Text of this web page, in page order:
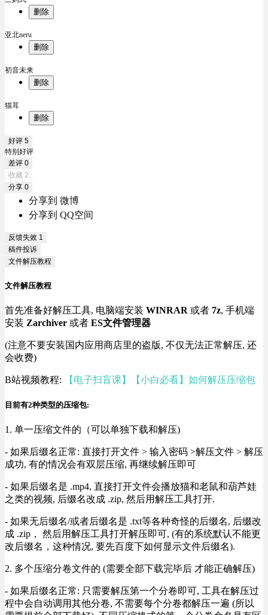
删除
亚北neru
删除
初音未来
删除
猫耳
删除
好评 5
特别好评
差评 0
收藏 2
分享 0
分享到 微博
分享到 QQ空间
反馈失效 1
稿件投诉
文件解压教程
文件解压教程
首先准备好解压工具, 电脑端安装 WINRAR 或者 7z, 手机端
安装 Zarchiver 或者 ES文件管理器
(注意不要安装国内应用商店里的盗版, 不仅无法正常解压, 还
会收费)
B站视频教程: 【电子扫盲课】【小白必看】如何解压压缩包
目前有2种类型的压缩包:
1. 单一压缩文件的（可以单独下载和解压)
- 如果后缀名正常: 直接打开文件 > 输入密码 >解压文件 > 解压
成功, 有的情况会有双层压缩, 再继续解压即可
- 如果后缀名是 .mp4, 直接打开文件会播放猫和老鼠和葫芦娃
之类的视频, 后缀名改成 .zip, 然后用解压工具打开.
- 如果无后缀名/或者后缀名是 .txt等各种奇怪的后缀名, 后缀改
成 .zip， 然后用解压工具打开解压即可, (有的系统默认不能更
改后缀名，这种情况, 要先百度下如何显示文件后缀名).
2. 多个压缩分卷文件的 (需要全部下载完毕后 才能正确解压)
- 如果后缀名正常: 只需要解压第一个分卷即可, 工具在解压过
程中会自动调用其他分卷, 不需要每个分卷都解压一遍 (所以